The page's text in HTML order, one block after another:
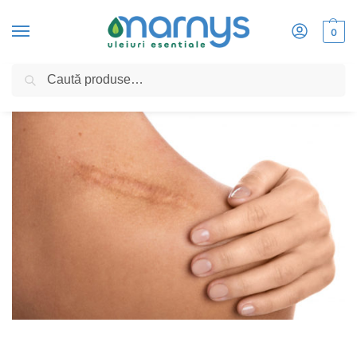
0
Home Cicatricile – Imbunatateste aspectul pielii cu ajutorul remediilor naturale